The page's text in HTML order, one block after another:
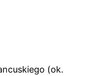
(ok.